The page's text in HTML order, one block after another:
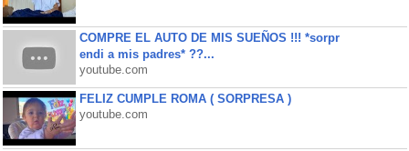
COMPRE EL AUTO DE MIS SUEÑOS !!! *sorpr
endi a mis padres* ??...
youtube.com
FELIZ CUMPLE ROMA ( SORPRESA )
youtube.com